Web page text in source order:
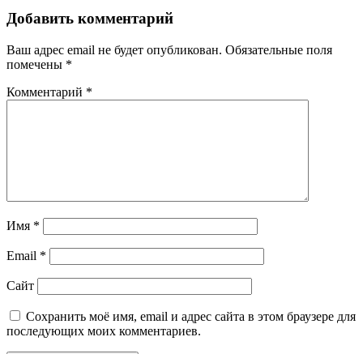
Добавить комментарий
Ваш адрес email не будет опубликован. Обязательные поля
помечены *
Комментарий *
Имя *
Email *
Сайт
Сохранить моё имя, email и адрес сайта в этом браузере для
последующих моих комментариев.